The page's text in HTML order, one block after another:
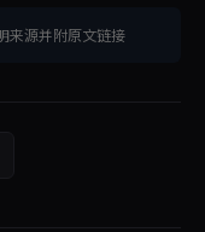
来源并附原文链接